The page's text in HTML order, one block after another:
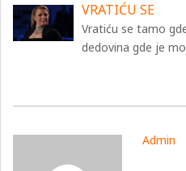
VRATIĆU SE
Vratiću se tamo
dedovina gde je
Admin